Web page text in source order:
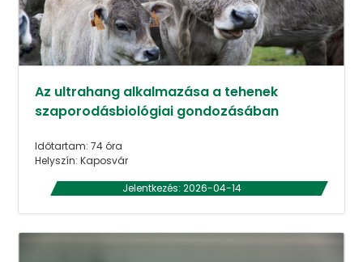
Az ultrahang alkalmazása a tehenek
szaporodásbiológiai gondozásában
Időtartam: 74 óra
Helyszín: Kaposvár
Jelentkezés: 2026-04-14